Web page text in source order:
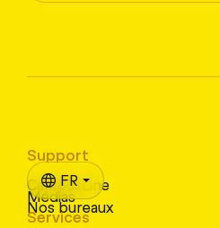
Support
CampusLine
Médias
Nos bureaux
Services
FR